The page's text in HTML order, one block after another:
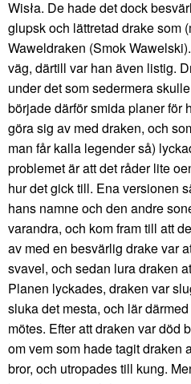
Wisła. De hade det dock
glupsk och lättretad drake som
Waweldraken (Smok
väg, därtill var han även listig.
under det som sedermera
började därför smida planer för
göra sig av med draken, och
man får kalla legender så)
problemet är att det råder lite
hur det gick till. Ena versionen
hans namne och den andre
varandra, och kom fram till att
av med en besvärlig drake var
svavel, och sedan lura draken
Planen lyckades, draken var
sluka det mesta, och lär
mötes. Efter att draken var död
om vem som hade tagit draken
bror, och utropades till kung.